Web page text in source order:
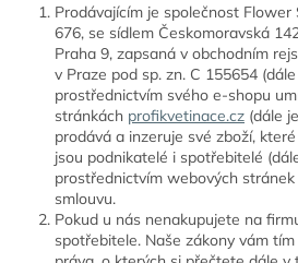
Prodávajícím je společnost Flower
676, se sídlem Českomoravská
Praha 9, zapsaná v obchodním
v Praze pod sp. zn. C 155654 (dále
prostřednictvím svého e-shopu
stránkách profikvetinace.cz (dále
prodává a inzeruje své zboží,
jsou podnikatelé i spotřebitelé
prostřednictvím webových
smlouvu.
Pokud u nás nenakupujete na
spotřebitele. Naše zákony vám